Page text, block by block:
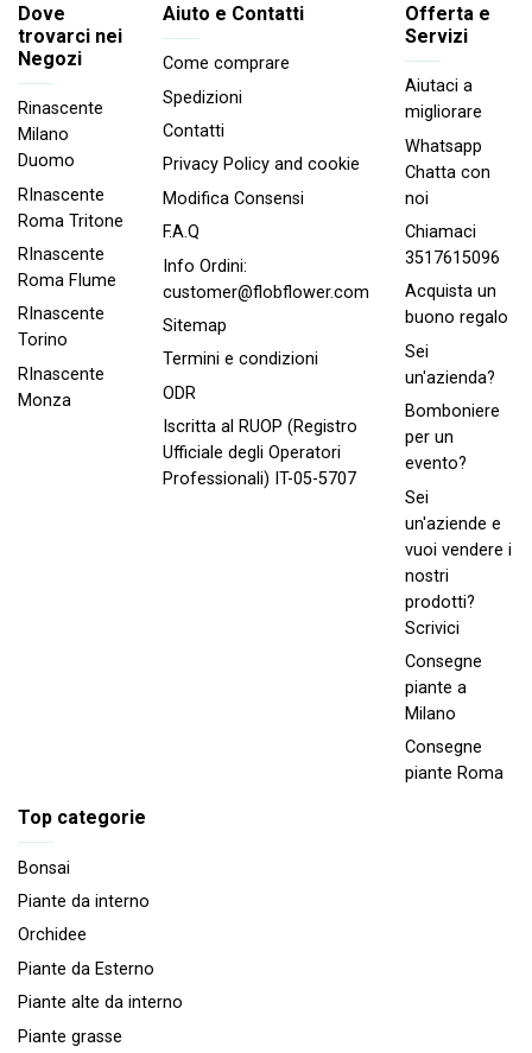
Dove
trovarci nei
Negozi
Rinascente
Milano
Duomo
RInascente
Roma Tritone
RInascente
Roma FIume
RInascente
Torino
RInascente
Monza
Aiuto e Contatti
Come comprare
Spedizioni
Contatti
Privacy Policy and cookie
Modifica Consensi
F.A.Q
Info Ordini:
customer@flobflower.com
Sitemap
Termini e condizioni
ODR
Iscritta al RUOP (Registro
Ufficiale degli Operatori
Professionali) IT-05-5707
Offerta e
Servizi
Aiutaci a
migliorare
Whatsapp
Chatta con
noi
Chiamaci
3517615096
Acquista un
buono regalo
Sei
un'azienda?
Bomboniere
per un
evento?
Sei
un'aziende e
vuoi vendere i
nostri
prodotti?
Scrivici
Consegne
piante a
Milano
Consegne
piante Roma
Top categorie
Bonsai
Piante da interno
Orchidee
Piante da Esterno
Piante alte da interno
Piante grasse